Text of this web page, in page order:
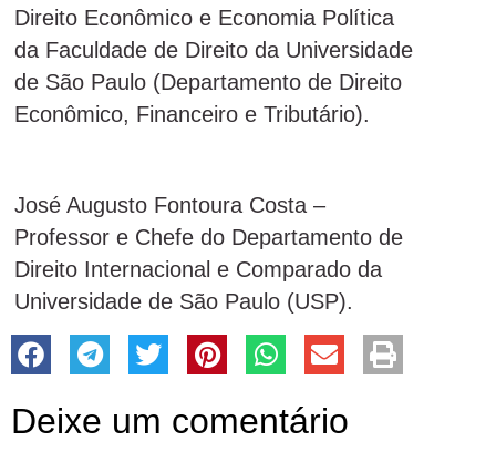
Direito Econômico e Economia Política
da Faculdade de Direito da Universidade
de São Paulo (Departamento de Direito
Econômico, Financeiro e Tributário).
José Augusto Fontoura Costa –
Professor e Chefe do Departamento de
Direito Internacional e Comparado da
Universidade de São Paulo (USP).
Deixe um comentário